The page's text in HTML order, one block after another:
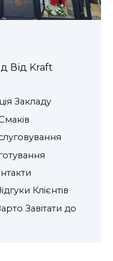
Від Kraft
Закладу
Клієнтів
Завітати до